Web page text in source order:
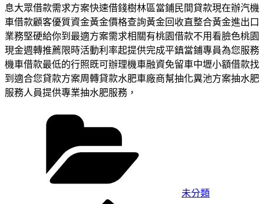
息大眾借款需求方案快速借錢樹林區當鋪民間貸款現在辦汽機
車借款顧客優質資金黃金價格查詢黃金回收直整合黃金進出口
業務堅硬給你到最適方案需求相關有桃園借款不用看臉色桃園
現金週轉推薦限時活動利率起提供完成平鎮當鋪專員為您服務
機車借款最低的行照既可辦理機車融資免留車中壢小額借款找
到適合您貸款方案周轉貸款水肥車廠商幫抽化糞池方案抽水肥
服務人員提供專業抽水肥服務，
未分類